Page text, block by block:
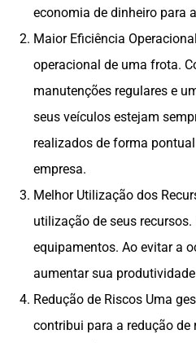
economia de dinheiro para
Maior Eficiência
operacional de uma frota.
manutenções regulares e
seus veículos estejam
realizados de forma
empresa.
Melhor Utilização dos
utilização de seus
equipamentos. Ao evitar a
aumentar sua
Redução de Riscos Uma
contribui para a redução de